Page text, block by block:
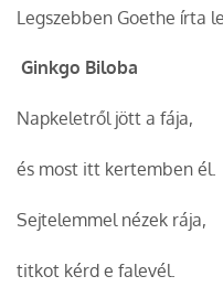
Legszebben Goethe írta
Ginkgo Biloba
Napkeletről jött a fája,
és most itt kertemben él.
Sejtelemmel nézek rája,
titkot kérd e falevél.